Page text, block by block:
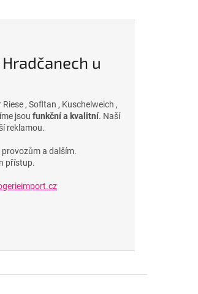
u
, Sofltan , Kuschelweich ,
jsou funkční a kvalitní. Naší
reklamou.
a dalším.
přístup.